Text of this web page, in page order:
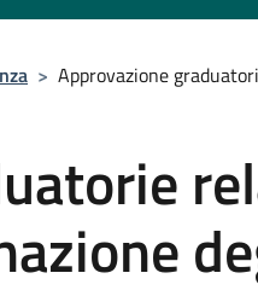
> Approvazione